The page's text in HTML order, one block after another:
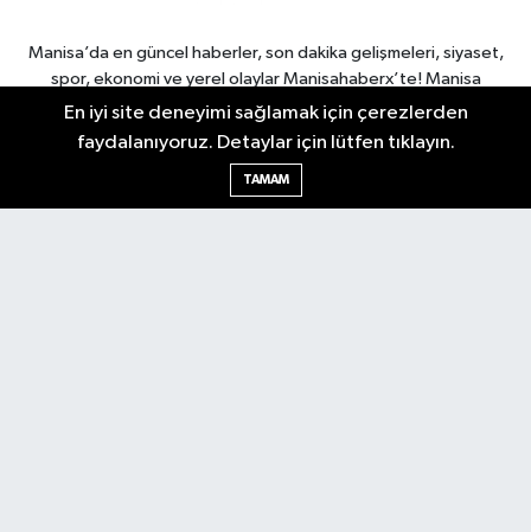
Manisa’da en güncel haberler, son dakika gelişmeleri, siyaset,
spor, ekonomi ve yerel olaylar Manisahaberx’te! Manisa
haberlerini anbean takip edin.
Manisa Nöbetçi Eczaneler
En iyi site deneyimi sağlamak için çerezlerden
faydalanıyoruz. Detaylar için lütfen tıklayın.
TAMAM